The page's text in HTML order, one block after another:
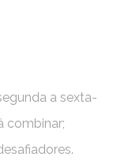
a sexta-
combinar;